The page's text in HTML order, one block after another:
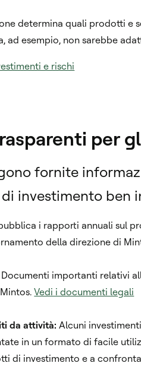
determina quali prodotti e
ad esempio, non sarebbe
e rischi
per
fornite
investimento ben
i rapporti annuali sul
della direzione di
Documenti importanti relativi
Vedi i documenti legali
da attività: Alcuni
in un formato di facile
di investimento e a